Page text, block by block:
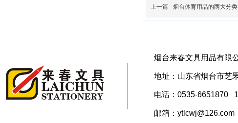
上一篇 烟台体育用品的两大分类
烟台来春文具用品有限
地址：山东省烟台市芝
电话：0535-6651870
邮箱：ytlcwj@126.com